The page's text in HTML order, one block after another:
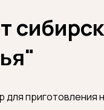
для приготовления